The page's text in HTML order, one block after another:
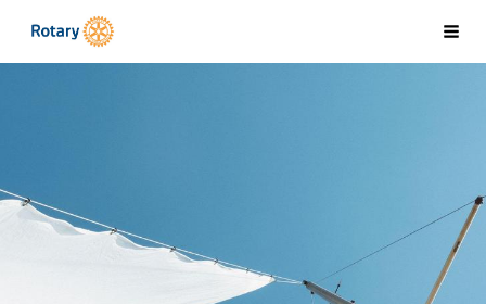
Siirry
Kaarinan Rotaryklubi